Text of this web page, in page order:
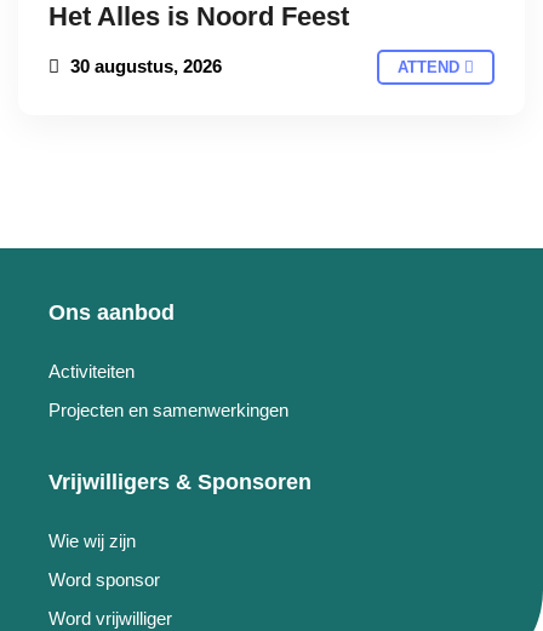
Het Alles is Noord Feest
30 augustus, 2026 ATTEND
Ons aanbod
Activiteiten
Projecten en samenwerkingen
Vrijwilligers & Sponsoren
Wie wij zijn
Word sponsor
Word vrijwilliger